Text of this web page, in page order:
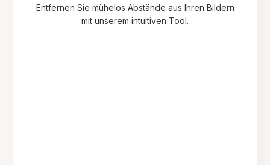
Entfernen Sie mühelos Abstände aus Ihren Bildern
mit unserem intuitiven Tool.